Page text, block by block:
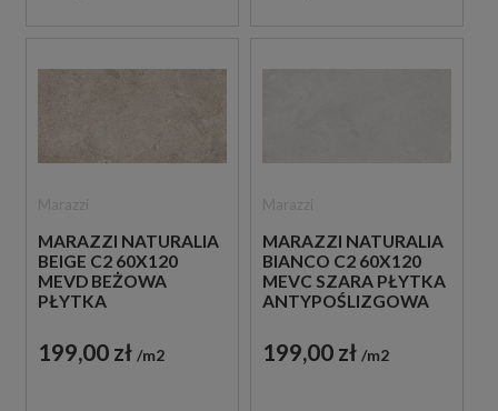
MARAZZI NATURALIA
BEIGE C2 60X120
MEVD BEŻOWA
PŁYTKA
IMITUJĄCA KAMIEŃ
199,00 zł m2
MARAZZI NATURALIA
BIANCO C2 60X120
MEVC SZARA PŁYTKA
ANTYPOŚLIZGOWA
199,00 zł m2